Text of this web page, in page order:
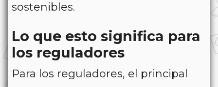
sostenibles.
Lo que esto significa para
los reguladores
Para los reguladores, el principal